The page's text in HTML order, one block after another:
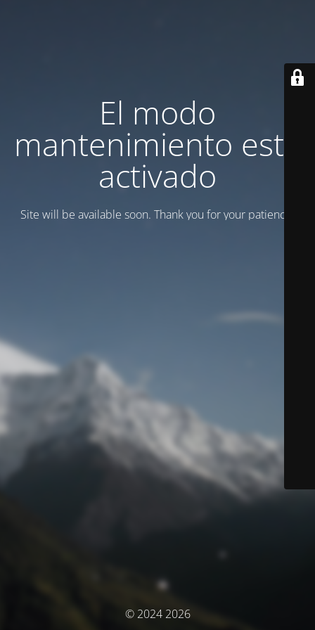
El modo
mantenimiento está
activado
Site will be available soon. Thank you for your patience!
© 2024 2026